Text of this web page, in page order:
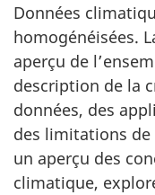
Données
homogénéisées.
aperçu de
description de la
données, des
des limitations de
un aperçu des
climatique,